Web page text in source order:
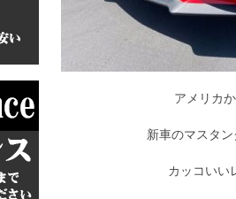
アメリカ
新車のマスタ
カッコいい